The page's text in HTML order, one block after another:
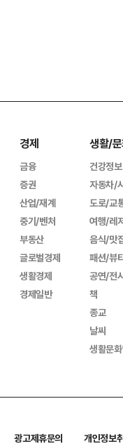
경제
금융
증권
산업/재계
중기/벤처
부동산
글로벌경제
생활경제
경제일반
생활/
건강정보
자동차/
도로/교
여행/레
음식/맛
패션/뷰
공연/전
책
종교
날씨
생활문
광고제휴문의
개인정보